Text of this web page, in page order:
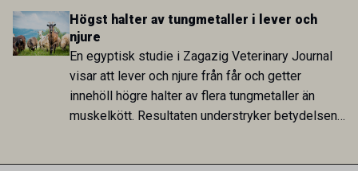
hög i Zarqa och statistiskt kopplad till bland
annat stallhållning. Resultaten visar att hästarna
har exponerats för parasiten – men inte att de
fungerar som reservoarer eller bidrar till
smittspridning.
Högst halter av tungmetaller i lever och
njure
En egyptisk studie i Zagazig Veterinary Journal
visar att lever och njure från får och getter
innehöll högre halter av flera tungmetaller än
muskelkött. Resultaten understryker betydelsen